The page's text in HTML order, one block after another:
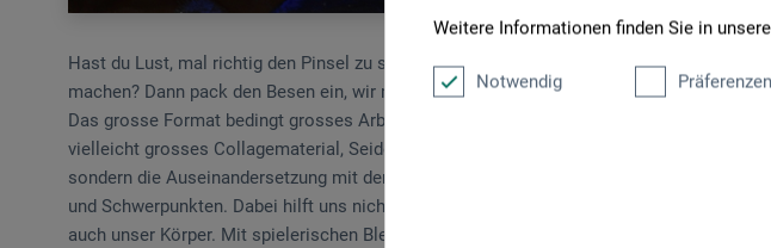
Weitere Informationen finden Sie in
Notwendig Präferenzen
Hast du Lust, mal richtig den Pinsel zu schwingen? Deinen ganzen Körper
machen? Dann pack den Besen ein, wir malen grossformatige Bilder!
Das grosse Format bedingt grosses Arbeitsmaterial wie breite Pinsel und Spachtel,
vielleicht grosses Collagematerial, Seidenpapiere und grössere Farbtöpfe. Aber nicht
sondern die Auseinandersetzung mit der Schönheit der Flächen. Wir befassen uns mit
und Schwerpunkten. Dabei hilft uns nicht nur unser Geist, die Auseinandersetzung in der
auch unser Körper. Mit spielerischen Bleistiftübungen machen wir uns locker und